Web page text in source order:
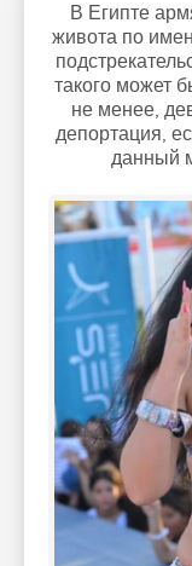
В Египте
живота по
такого может
не менее,
депортация,
данный